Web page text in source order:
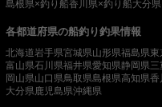
島根県×釣り船香川県×釣り船大分
各都道府県の船釣り釣果情報
北海道岩手県宮城県山形県福島県東
富山県石川県福井県愛知県静岡県三
岡山県山口県鳥取県島根県高知県香
大分県鹿児島県沖縄県